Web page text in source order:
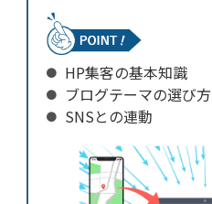
HP集客の基本知識
ブログテーマの選び方
SNSとの連動